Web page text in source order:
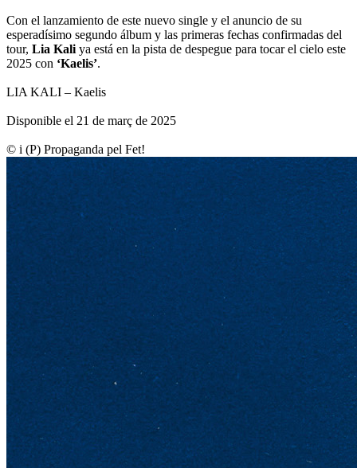
Con el lanzamiento de este nuevo single y el anuncio de su
esperadísimo segundo álbum y las primeras fechas confirmadas del
tour, Lia Kali ya está en la pista de despegue para tocar el cielo este
2025 con ‘Kaelis’.
LIA KALI – Kaelis
Disponible el 21 de març de 2025
© i (P) Propaganda pel Fet!